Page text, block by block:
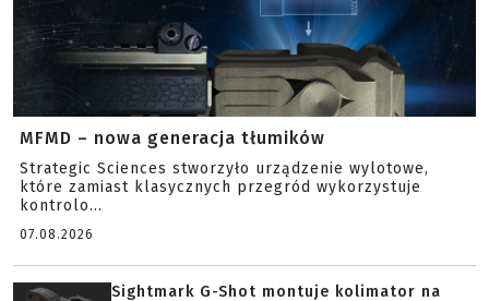
MFMD – nowa generacja tłumików
Strategic Sciences stworzyło urządzenie wylotowe,
które zamiast klasycznych przegród wykorzystuje
kontrolo...
07.08.2026
Sightmark G-Shot montuje kolimator na